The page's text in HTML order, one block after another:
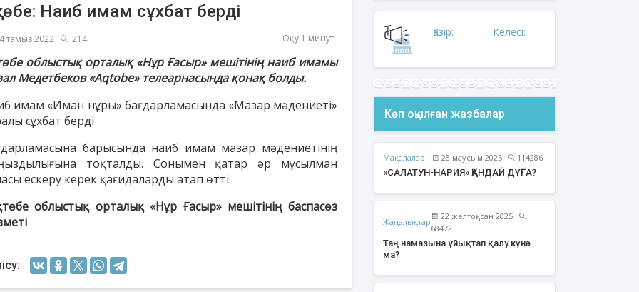
Наиб имам сұхбат берді
тамыз 2022 214 Оқу 1 минут
облыстық орталық «Нұр Ғасыр» мешітінің наиб имамы
Медетбеков «Aqtobe» телеарнасында қонақ болды.
имам «Иман нұры» бағдарламасында «Мазар мәдениеті»
сұхбат берді
барысында наиб имам мазар мәдениетінің
тоқталды. Сонымен қатар әр мұсылман
ескеру керек қағидаларды атап өтті.
облыстық орталық «Нұр Ғасыр» мешітінің баспасөз
Қазір: Келесі:
Көп оқылған жазбалар
Мақалалар 28 маусым 2025
114286
«САЛАТУН-НАРИЯ» ҚАНДАЙ ДҰҒА?
Жаңалықтар
22 желтоқсан 2025
68472
Таң намазына ұйықтап қалу күнә
ма?